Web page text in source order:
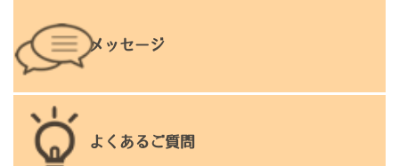
メッセージ
よくあるご質問